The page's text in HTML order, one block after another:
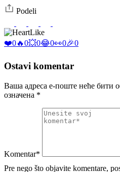
Podeli
Like
❤️0🔥0💥0😂0👀0🎉0
Ostavi komentar
Ваша адреса е-поште неће бити
означена *
Komentar*
Pre nego što objavite komentare,